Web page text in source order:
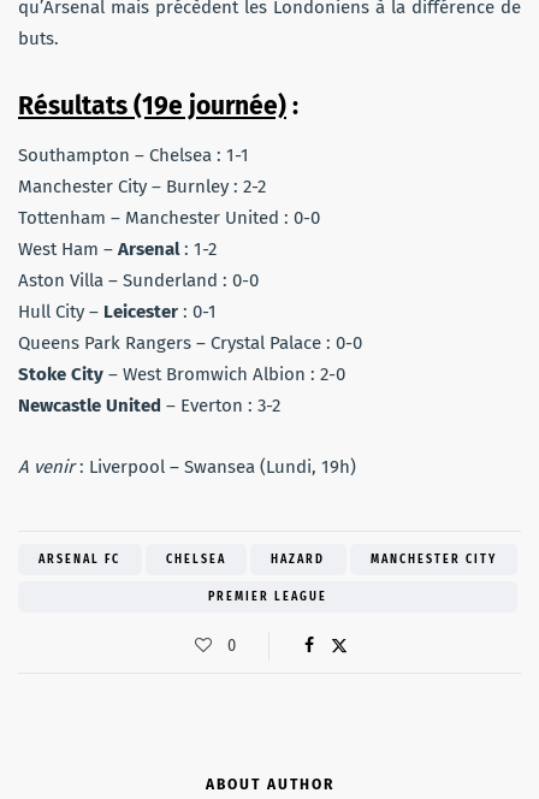
qu’Arsenal mais précèdent les Londoniens à la différence de
buts.
Résultats (19e journée):
Southampton – Chelsea : 1-1
Manchester City – Burnley : 2-2
Tottenham – Manchester United : 0-0
West Ham – Arsenal: 1-2
Aston Villa – Sunderland : 0-0
Hull City – Leicester : 0-1
Queens Park Rangers – Crystal Palace : 0-0
Stoke City – West Bromwich Albion : 2-0
Newcastle United – Everton : 3-2
A venir: Liverpool – Swansea (Lundi, 19h)
ARSENAL FC CHELSEA HAZARD MANCHESTER CITY
PREMIER LEAGUE
0
ABOUT AUTHOR